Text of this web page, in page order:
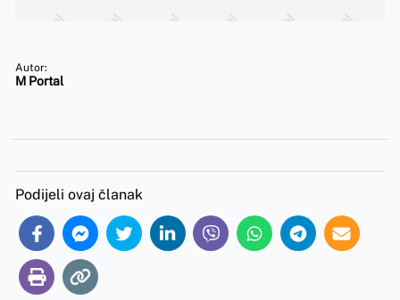
Autor:
M Portal
Podijeli ovaj članak